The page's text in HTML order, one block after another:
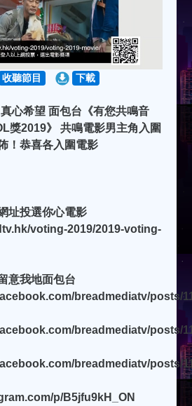
收聽節目 下載
心希望 面包台《有您共鳴音
獎2019》 共鳴電影男主角入圍
！恭喜各入圍電影
址投選你心電影
voting-2019/2019-voting-
意我地面包台
breadmediatv/posts/
breadmediatv/posts/
breadmediatv/posts/
p/B5jfu9kH_ON